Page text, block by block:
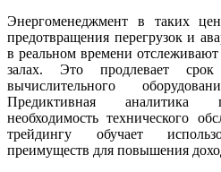
Энергоменеджмент в таких
предотвращения перегрузок и
в реальном времени
залах. Это продлевает срок
вычислительного
Предиктивная аналитика
необходимость технического
трейдингу обучает
преимуществ для повышения